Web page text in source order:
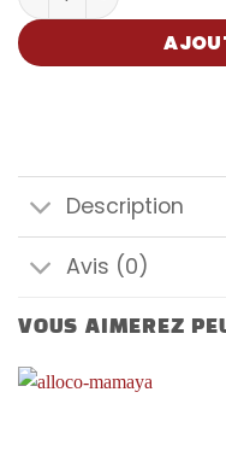
Description
Avis (0)
VOUS AIMEREZ